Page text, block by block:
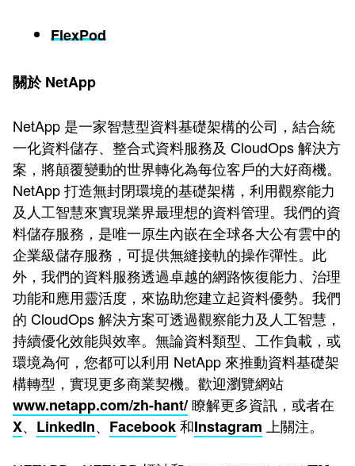
FlexPod
關於 NetApp
NetApp 是一家智慧型資料基礎架構的公司，結合統
一化資料儲存、整合式資料服務及 CloudOps 解決方
案，將顛覆變動的世界轉化為每位客戶的大好商機。
NetApp 打造無封閉環境的基礎架構，利用觀察能力
及人工智慧來實現業界最理想的資料管理。我們的資
料儲存服務，是唯一原生內嵌在全球各大公有雲中的
企業級儲存服務，可提供無縫接軌的操作彈性。此
外，我們的資料服務透過卓越的網路恢復能力、治理
功能和應用靈活度，來協助您建立起資料優勢。我們
的 CloudOps 解決方案可透過觀察能力及人工智慧，
持續優化效能與效率。無論資料類型、工作負載，或
環境為何，您都可以利用 NetApp 來推動資料基礎架
構轉型，實現更多商業契機。歡迎瀏覽網站
www.netapp.com/zh-hant/瞭解更多資訊，或者在
X、 LinkedIn、 Facebook和Instagram 上關注。